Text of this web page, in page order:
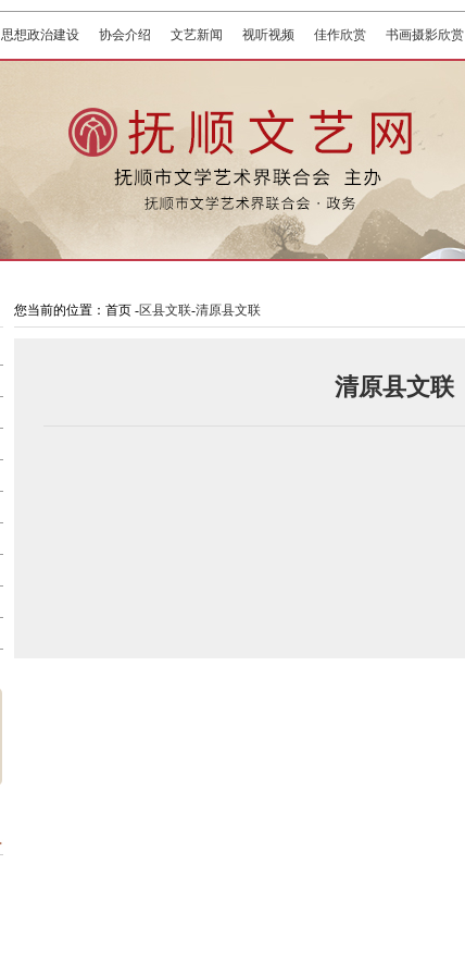
思想政治建设 协会介绍 文艺新闻 视听视频 佳作欣赏 书画摄影欣赏
您当前的位置：首页 -区县文联-清原县文联
清原县文联